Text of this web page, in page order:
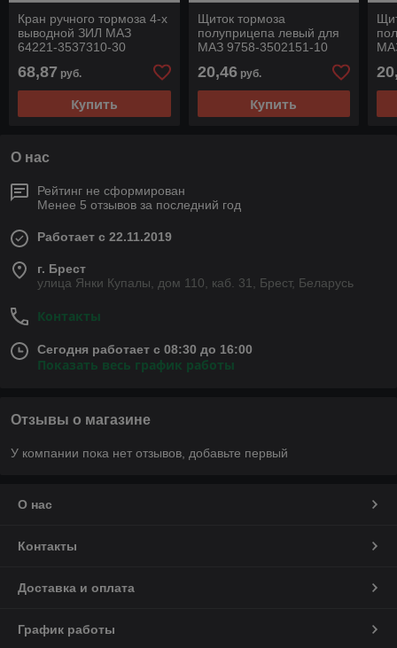
Кран ручного тормоза 4-х
выводной ЗИЛ МАЗ
64221-3537310-30
68,87 руб.
Купить
Щиток тормоза
полуприцепа левый для
МАЗ 9758-3502151-10
20,46руб.
Купить
О нас
Рейтинг не сформирован
Менее 5 отзывов за последний год
Работает с 22.11.2019
г. Брест
улица Янки Купалы, дом 110, каб. 31, Брест, Беларусь
Контакты
Сегодня работает с 08:30 до 16:00
Показать весь график работы
Отзывы о магазине
У компании пока нет отзывов, добавьте первый
О нас
Контакты
Доставка и оплата
График работы